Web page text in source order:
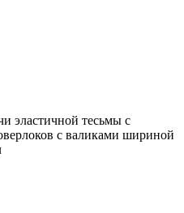
эластичной тесьмы с
с валиками шириной